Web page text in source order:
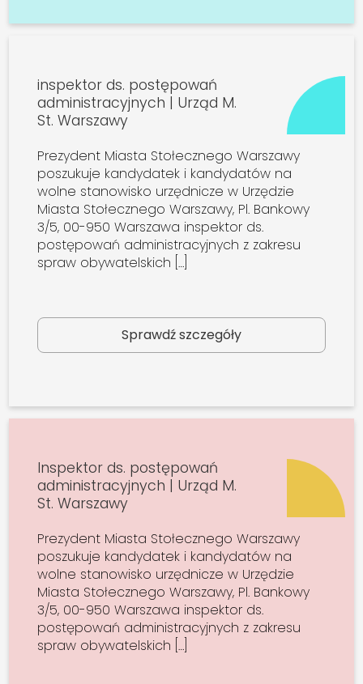
inspektor ds. postępowań
administracyjnych | Urząd M.
St. Warszawy
Prezydent Miasta Stołecznego Warszawy
poszukuje kandydatek i kandydatów na
wolne stanowisko urzędnicze w Urzędzie
Miasta Stołecznego Warszawy, Pl. Bankowy
3/5, 00-950 Warszawa inspektor ds.
postępowań administracyjnych z zakresu
spraw obywatelskich […]
Sprawdź szczegóły
Inspektor ds. postępowań
administracyjnych | Urząd M.
St. Warszawy
Prezydent Miasta Stołecznego Warszawy
poszukuje kandydatek i kandydatów na
wolne stanowisko urzędnicze w Urzędzie
Miasta Stołecznego Warszawy, Pl. Bankowy
3/5, 00-950 Warszawa inspektor ds.
postępowań administracyjnych z zakresu
spraw obywatelskich […]